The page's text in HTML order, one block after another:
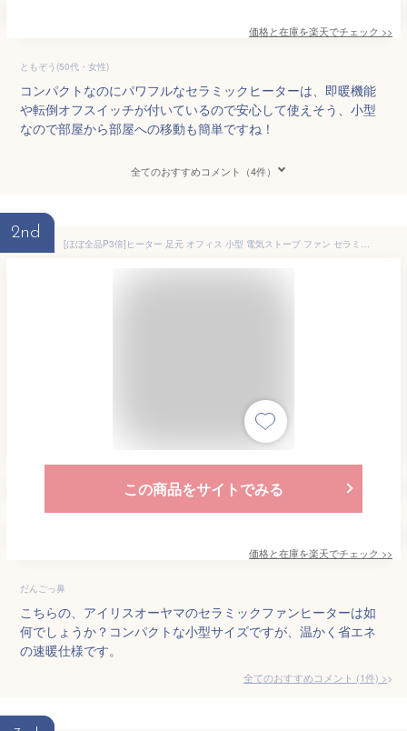
価格と在庫を楽天でチェック >>
ともぞう(50代・女性)
コンパクトなのにパワフルなセラミックヒーターは、即暖機能
や転倒オフスイッチが付いているので安心して使えそう、小型
なので部屋から部屋への移動も簡単ですね！
全てのおすすめコメント（4件）
2nd
[ほぼ全品P3倍]ヒーター 足元 オフィス 小型 電気ストーブ ファン セラミック アイリスオーヤマ セラミックファンヒーター 1200W メカ式 暖房 ストーブ コンパクト 速暖 軽量 おしゃれ 安全 節電 リビング 寝室 電気 PCH-12B-W
この商品をサイトでみる
価格と在庫を楽天でチェック >>
だんごっ鼻
こちらの、アイリスオーヤマのセラミックファンヒーターは如
何でしょうか？コンパクトな小型サイズですが、温かく省エネ
の速暖仕様です。
全てのおすすめコメント (1件) >